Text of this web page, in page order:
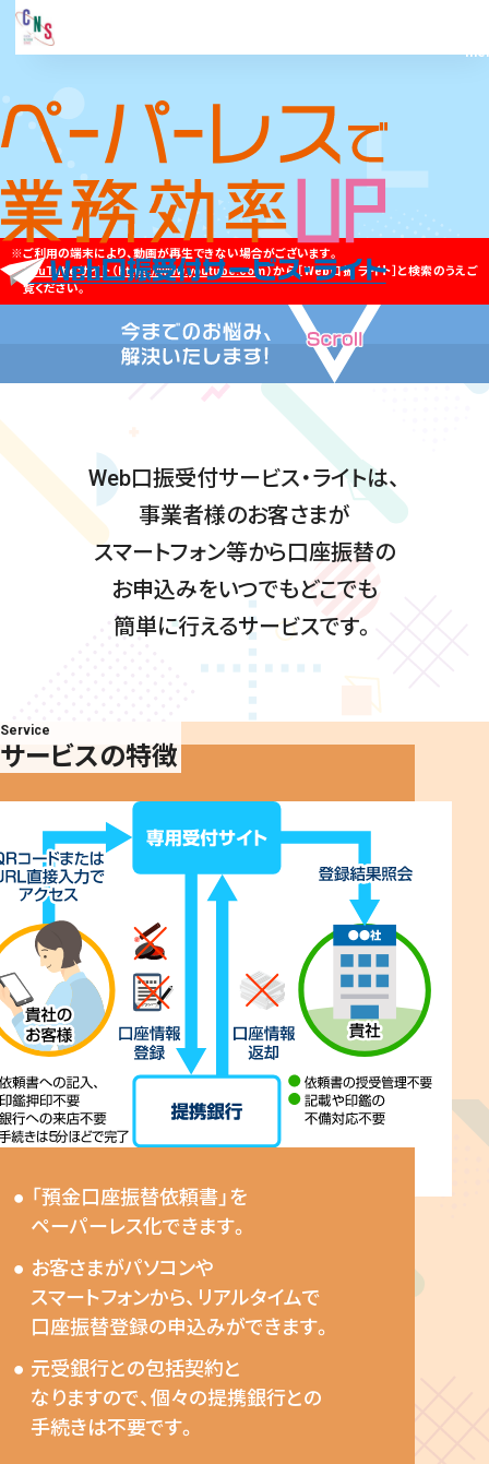
ご利用の端末により、動画が再生できない場合がございます。
YouTubeサイト（https://www.youtube.com）から［Web口振 ライト］と検索のうえご
覧ください。
Web口振受付サービス・ライトは、
事業者様のお客さまが
スマートフォン等から口座振替の
お申込みをいつでもどこでも
簡単に行えるサービスです。
Service
サービスの特徴
「預金口座振替依頼書」を
ペーパーレス化できます。
お客さまがパソコンや
スマートフォンから、リアルタイムで
口座振替登録の申込みができます。
元受銀行との包括契約と
なりますので、個々の提携銀行との
手続きは不要です。